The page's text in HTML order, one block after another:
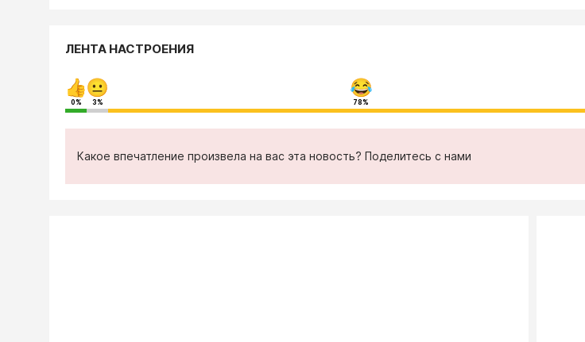
ЛЕНТА НАСТРОЕНИЯ
0% 3% 78%
Какое впечатление произвела на вас эта новость? Поделитесь с нами